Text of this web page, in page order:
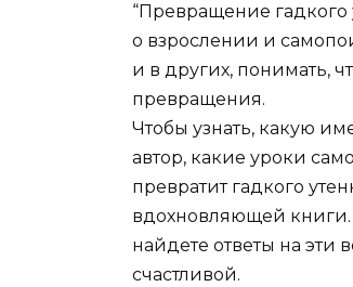
“Превращение гадкого
о взрослении и
и в других, понимать,
превращения.
Чтобы узнать, какую
автор, какие уроки
превратит гадкого
вдохновляющей книги.
найдете ответы на эти
счастливой.